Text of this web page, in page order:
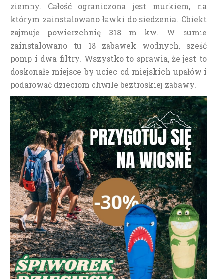
ziemny. Całość ograniczona jest murkiem, na
którym zainstalowano ławki do siedzenia. Obiekt
zajmuje powierzchnię 318 m kw. W sumie
zainstalowano tu 18 zabawek wodnych, sześć
pomp i dwa filtry. Wszystko to sprawia, że jest to
doskonałe miejsce by uciec od miejskich upałów i
podarować dzieciom chwile beztroskiej zabawy.